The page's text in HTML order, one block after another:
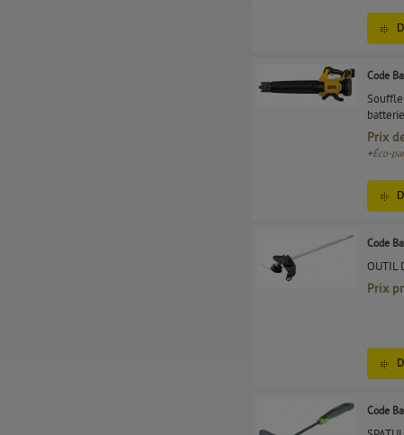
Code
batterie
Prix
+Éco-
Code
OUTIL
Prix
Code